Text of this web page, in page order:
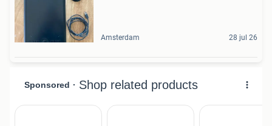
Amsterdam 28 jul 26